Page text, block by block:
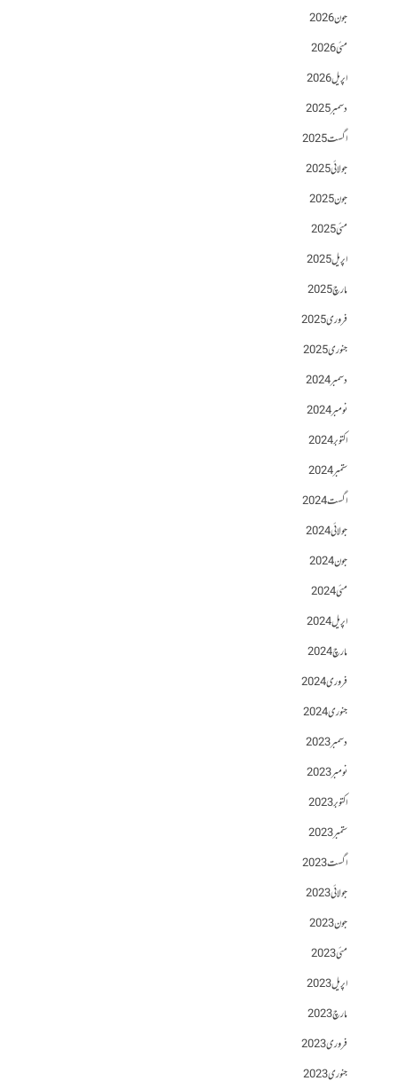
جون 2026
مئی 2026
اپریل 2026
دسمبر 2025
اگست 2025
جولائی 2025
جون 2025
مئی 2025
اپریل 2025
مارچ 2025
فروری 2025
جنوری 2025
دسمبر 2024
نومبر 2024
اکتوبر 2024
ستمبر 2024
اگست 2024
جولائی 2024
جون 2024
مئی 2024
اپریل 2024
مارچ 2024
فروری 2024
جنوری 2024
دسمبر 2023
نومبر 2023
اکتوبر 2023
ستمبر 2023
اگست 2023
جولائی 2023
جون 2023
مئی 2023
اپریل 2023
مارچ 2023
فروری 2023
جنوری 2023